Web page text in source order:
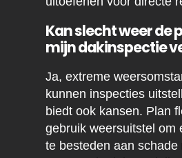
Kan slecht weer de
mijn dakinspectie
Ja, extreme
kunnen inspecties
biedt ook kansen. Plan
gebruik weersuitstel om
te besteden aan schade